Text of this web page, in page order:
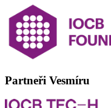
Partneři Vesmíru